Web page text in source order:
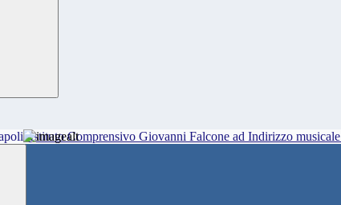
Istituto Comprensivo Giovanni Falcone ad Indirizzo musicale